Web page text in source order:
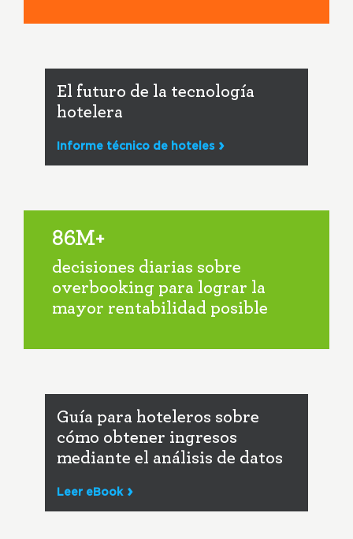
El futuro de la tecnología
hotelera
Informe técnico de hoteles
86M+
decisiones diarias sobre
overbooking para lograr la
mayor rentabilidad posible
Guía para hoteleros sobre
cómo obtener ingresos
mediante el análisis de datos
Leer eBook